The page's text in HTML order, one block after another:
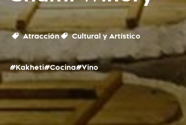
Atracción Cultural y Artístico
#Kakheti#Cocina#Vino